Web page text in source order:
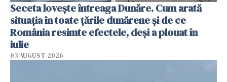
Seceta lovește întreaga Dunăre. Cum arată
situația în toate țările dunărene și de ce
România resimte efectele, deși a plouat în
iulie
03 AUGUST 2026